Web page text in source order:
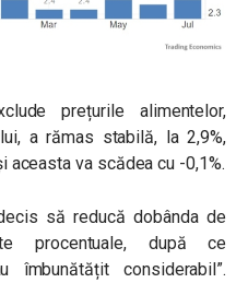
prețurile alimentelor,
a rămas stabilă, la 2,9%,
va scădea cu -0,1%.
să reducă dobânda de
procentuale, după ce
îmbunătățit considerabil”.